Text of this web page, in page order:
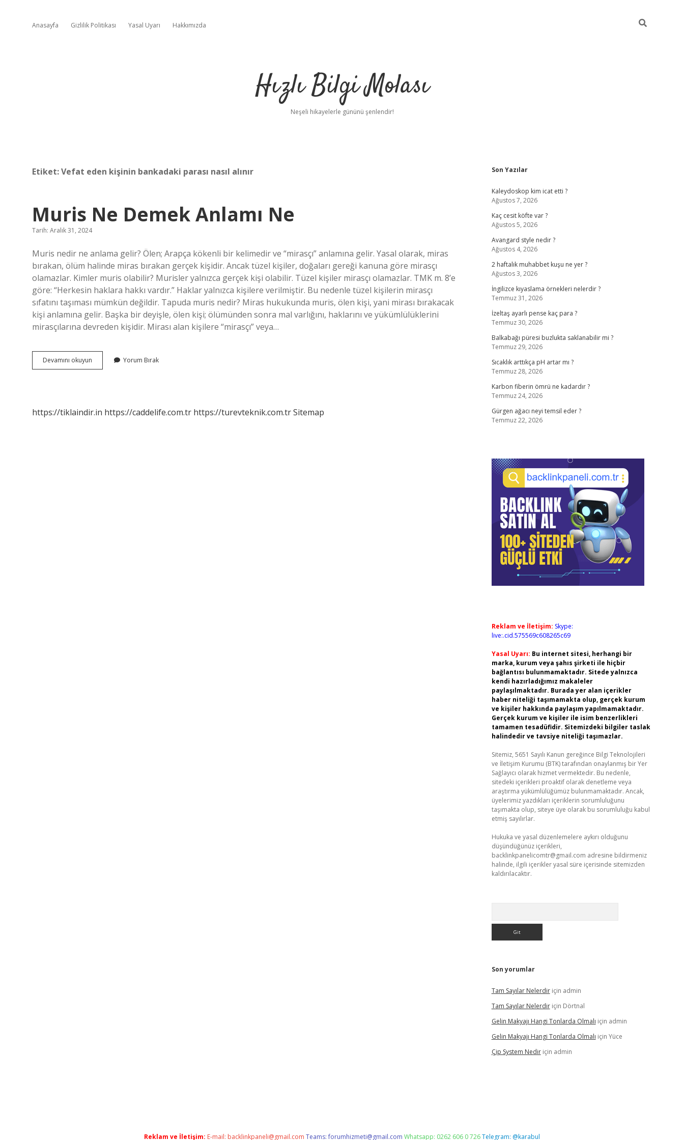
Anasayfa Gizlilik Politikası Yasal Uyarı Hakkımızda
Hızlı Bilgi Molası
Neşeli hikayelerle gününü şenlendir!
Etiket:Vefat eden kişinin bankadaki parası nasıl alınır
Muris Ne Demek Anlamı Ne
Tarih: Aralık 31, 2024
Muris nedir ne anlama gelir? Ölen; Arapça kökenli bir kelimedir ve “mirasçı” anlamına gelir. Yasal olarak, miras
bırakan, ölüm halinde miras bırakan gerçek kişidir. Ancak tüzel kişiler, doğaları gereği kanuna göre mirasçı
olamazlar. Kimler muris olabilir? Murisler yalnızca gerçek kişi olabilir. Tüzel kişiler mirasçı olamazlar. TMK m. 8’e
göre: “Herkesin haklara hakkı vardır.” Haklar yalnızca kişilere verilmiştir. Bu nedenle tüzel kişilerin mirasçı
sıfatını taşıması mümkün değildir. Tapuda muris nedir? Miras hukukunda muris, ölen kişi, yani mirası bırakacak
kişi anlamına gelir. Başka bir deyişle, ölen kişi; ölümünden sonra mal varlığını, haklarını ve yükümlülüklerini
mirasçılarına devreden kişidir. Mirası alan kişilere “mirasçı” veya…
Devamını okuyun
Ne
Yorum Bırak
https://tiklaindir.in https://caddelife.com.tr https://turevteknik.com.trSitemap
Sidebar
Son Yazılar
Kaleydoskop kim icat etti ?
Ağustos 7, 2026
Kaç cesit köfte var ?
Ağustos 5, 2026
Avangard style nedir ?
Ağustos 4, 2026
2 haftalık muhabbet kuşu ne yer ?
Ağustos 3, 2026
İngilizce kıyaslama örnekleri nelerdir ?
Temmuz 31, 2026
İzeltaş ayarlı pense kaç para ?
Temmuz 30, 2026
Balkabağı püresi buzlukta saklanabilir mi ?
Temmuz 29, 2026
Sıcaklık arttıkça pH artar mı ?
Temmuz 28, 2026
Karbon fiberin ömrü ne kadardır ?
Temmuz 24, 2026
Gürgen ağacı neyi temsil eder ?
Temmuz 22, 2026
Reklam ve İletişim: Skype:
live:.cid.575569c608265c69
Yasal Uyarı: Bu internet sitesi, herhangi bir
marka, kurum veya şahıs şirketi ile hiçbir
bağlantısı bulunmamaktadır. Sitede yalnızca
kendi hazırladığımız makaleler
paylaşılmaktadır. Burada yer alan içerikler
haber niteliği taşımamakta olup, gerçek kurum
ve kişiler hakkında paylaşım yapılmamaktadır.
Gerçek kurum ve kişiler ile isim benzerlikleri
tamamen tesadüfidir. Sitemizdeki bilgiler taslak
halindedir ve tavsiye niteliği taşımazlar.
Sitemiz, 5651 Sayılı Kanun gereğince Bilgi Teknolojileri
ve İletişim Kurumu (BTK) tarafından onaylanmış bir Yer
Sağlayıcı olarak hizmet vermektedir. Bu nedenle,
sitedeki içerikleri proaktif olarak denetleme veya
araştırma yükümlülüğümüz bulunmamaktadır. Ancak,
üyelerimiz yazdıkları içeriklerin sorumluluğunu
taşımakta olup, siteye üye olarak bu sorumluluğu kabul
etmiş sayılırlar.
Hukuka ve yasal düzenlemelere aykırı olduğunu
düşündüğünüz içerikleri,
backlinkpanelicomtr@gmail.com adresine bildirmeniz
halinde, ilgili içerikler yasal süre içerisinde sitemizden
kaldırılacaktır.
Son yorumlar
Tam Sayılar Nelerdiriçin admin
Tam Sayılar Nelerdiriçin Dörtnal
Gelin Makyajı Hangi Tonlarda Olmalı için admin
Gelin Makyajı Hangi Tonlarda Olmalı için Yüce
Çip System Nediriçin admin
Reklam ve İletişim: E-mail: backlinkpaneli@gmail.com Teams:forumhizmeti@gmail.com Whatsapp: 0262 606 0 726Telegram: @karabul